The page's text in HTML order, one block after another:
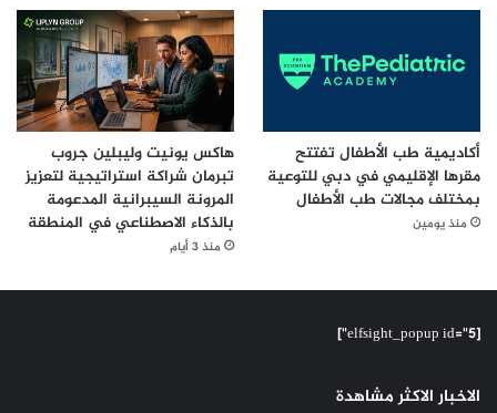
أكاديمية طب الأطفال تفتتح
مقرها الإقليمي في دبي للتوعية
بمختلف مجالات طب الأطفال
منذ يومين
هاكس يونيت وليبلين جروب
تبرمان شراكة استراتيجية لتعزيز
المرونة السيبرانية المدعومة
بالذكاء الاصطناعي في المنطقة
منذ 3 أيام
[elfsight_popup id="5"]
الاخبار الاكثر مشاهدة